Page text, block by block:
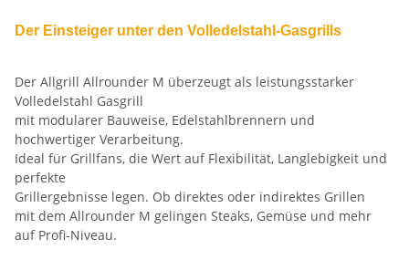
Der Einsteiger unter den Volledelstahl-Gasgrills
Der Allgrill Allrounder M überzeugt als leistungsstarker
Volledelstahl Gasgrill
mit modularer Bauweise, Edelstahlbrennern und
hochwertiger Verarbeitung.
Ideal für Grillfans, die Wert auf Flexibilität, Langlebigkeit und
perfekte
Grillergebnisse legen. Ob direktes oder indirektes Grillen
mit dem Allrounder M gelingen Steaks, Gemüse und mehr
auf Profi-Niveau.